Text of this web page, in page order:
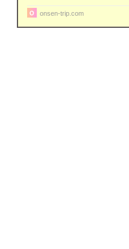
onsen-trip.com